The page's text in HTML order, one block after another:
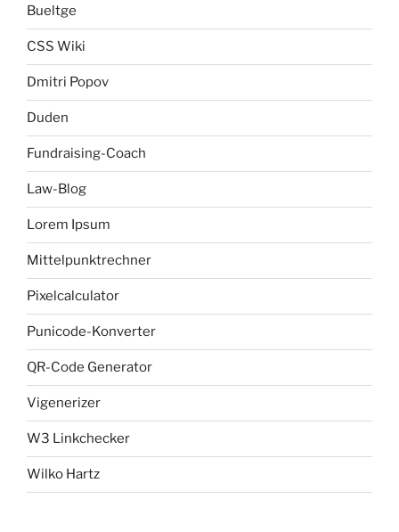
Bueltge
CSS Wiki
Dmitri Popov
Duden
Fundraising-Coach
Law-Blog
Lorem Ipsum
Mittelpunktrechner
Pixelcalculator
Punicode-Konverter
QR-Code Generator
Vigenerizer
W3 Linkchecker
Wilko Hartz